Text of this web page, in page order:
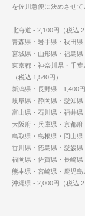
を佐川急便に決めさせて
北海道 - 2,100円（税込
青森県・岩手県・秋田県
宮城県・山形県・福島県
東京都・神奈川県・千
（税込 1,540円）
新潟県・長野県 - 1,400
岐阜県・静岡県・愛知県
富山県・石川県・福井県
大阪府・兵庫県・京都府
鳥取県・島根県・岡山県
香川県・徳島県・愛媛県
福岡県・佐賀県・長崎県
熊本県・宮崎県・鹿児島
沖縄県 - 2,000円（税込